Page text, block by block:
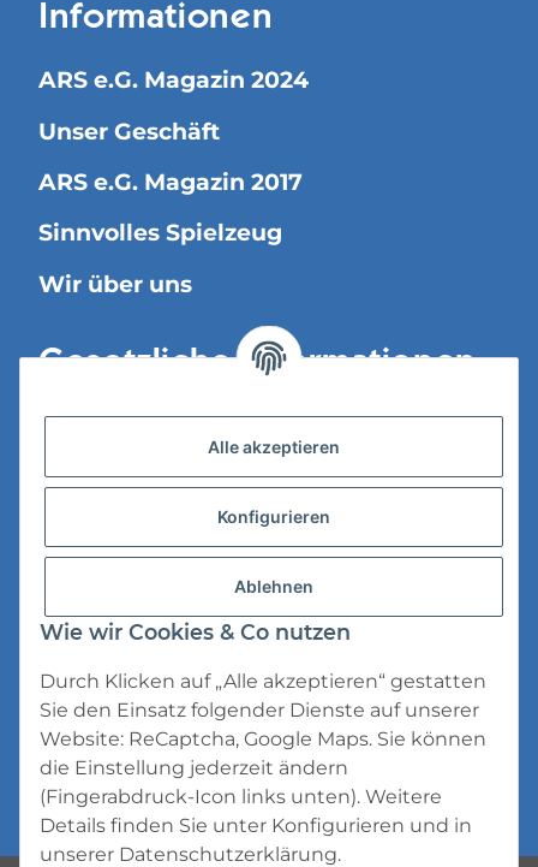
Informationen
ARS e.G. Magazin 2024
Unser Geschäft
ARS e.G. Magazin 2017
Sinnvolles Spielzeug
Wir über uns
Gesetzliche Informationen
Versandinformationen
Datenschutz
Impressum
* Alle Preise inkl. gesetzlicher USt., zzgl.
Versand
Alle akzeptieren
Konfigurieren
Ablehnen
Wie wir Cookies & Co nutzen
Durch Klicken auf „Alle akzeptieren“ gestatten
Sie den Einsatz folgender Dienste auf unserer
Website: ReCaptcha, Google Maps. Sie können
die Einstellung jederzeit ändern
(Fingerabdruck-Icon links unten). Weitere
Details finden Sie unter Konfigurieren und in
unserer Datenschutzerklärung.